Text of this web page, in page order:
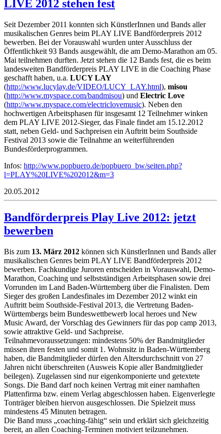
LIVE 2012 stehen fest
Seit Dezember 2011 konnten sich KünstlerInnen und Bands aller
musikalischen Genres beim PLAY LIVE Bandförderpreis 2012
bewerben. Bei der Vorauswahl wurden unter Ausschluss der
Öffentlichkeit 93 Bands ausgewählt, die am Demo-Marathon am 05.
Mai teilnehmen durften. Jetzt stehen die 12 Bands fest, die es beim
landesweiten Bandförderpreis PLAY LIVE in die Coaching Phase
geschafft haben, u.a. LUCY LAY
(http://www.lucylay.de/VIDEO/LUCY_LAY.html), misou
(http://www.myspace.com/bandmisou) und Electric Love
(http://www.myspace.com/electriclovemusic). Neben den
hochwertigen Arbeitsphasen für insgesamt 12 Teilnehmer winken
dem PLAY LIVE 2012-Sieger, das Finale findet am 15.12.2012
statt, neben Geld- und Sachpreisen ein Auftritt beim Southside
Festival 2013 sowie die Teilnahme an weiterführenden
Bundesförderprogrammen.
Infos: http://www.popbuero.de/popbuero_bw/seiten.php?
l=PLAY%20LIVE%202012&m=3
20.05.2012
Bandförderpreis Play Live 2012: jetzt
bewerben
Bis zum 13. März 2012 können sich KünstlerInnen und Bands aller
musikalischen Genres beim PLAY LIVE Bandförderpreis 2012
bewerben. Fachkundige Juroren entscheiden in Vorauswahl, Demo-
Marathon, Coaching und selbstständigen Arbeitsphasen sowie drei
Vorrunden im Land Baden-Württemberg über die Finalisten. Dem
Sieger des großen Landesfinales im Dezember 2012 winkt ein
Auftritt beim Southside-Festival 2013, die Vertretung Baden-
Württembergs beim Bundeswettbewerb local heroes und New
Music Award, der Vorschlag des Gewinners für das pop camp 2013,
sowie attraktive Geld- und Sachpreise.
Teilnahmevoraussetzungen: mindestens 50% der Bandmitglieder
müssen ihren festen und somit 1. Wohnsitz in Baden-Württemberg
haben, die Bandmitglieder dürfen den Altersdurchschnitt von 27
Jahren nicht überschreiten (Ausweis Kopie aller Bandmitglieder
beilegen). Zugelassen sind nur eigenkomponierte und getextete
Songs. Die Band darf noch keinen Vertrag mit einer namhaften
Plattenfirma bzw. einem Verlag abgeschlossen haben. Eigenverlegte
Tonträger bleiben hiervon ausgeschlossen. Die Spielzeit muss
mindestens 45 Minuten betragen.
Die Band muss „coaching-fähig“ sein und erklärt sich gleichzeitig
bereit, an allen Coaching-Terminen motiviert teilzunehmen.